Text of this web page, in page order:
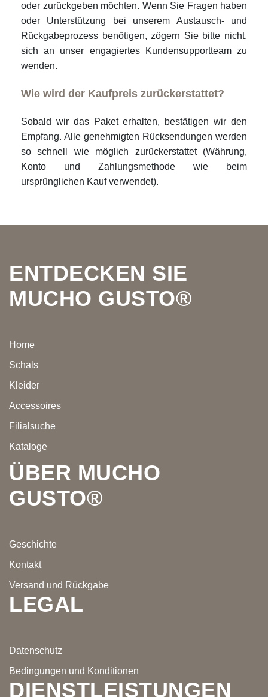
oder zurückgeben möchten. Wenn Sie Fragen haben
oder Unterstützung bei unserem Austausch- und
Rückgabeprozess benötigen, zögern Sie bitte nicht,
sich an unser engagiertes Kundensupportteam zu
wenden.
Wie wird der Kaufpreis zurückerstattet?
Sobald wir das Paket erhalten, bestätigen wir den
Empfang. Alle genehmigten Rücksendungen werden
so schnell wie möglich zurückerstattet (Währung,
Konto und Zahlungsmethode wie beim
ursprünglichen Kauf verwendet).
Footer
ENTDECKEN SIE
MUCHO GUSTO®
Home
Schals
Kleider
Accessoires
Filialsuche
Kataloge
ÜBER MUCHO
GUSTO®
Geschichte
Kontakt
Versand und Rückgabe
LEGAL
Datenschutz
Bedingungen und Konditionen
DIENSTLEISTUNGEN